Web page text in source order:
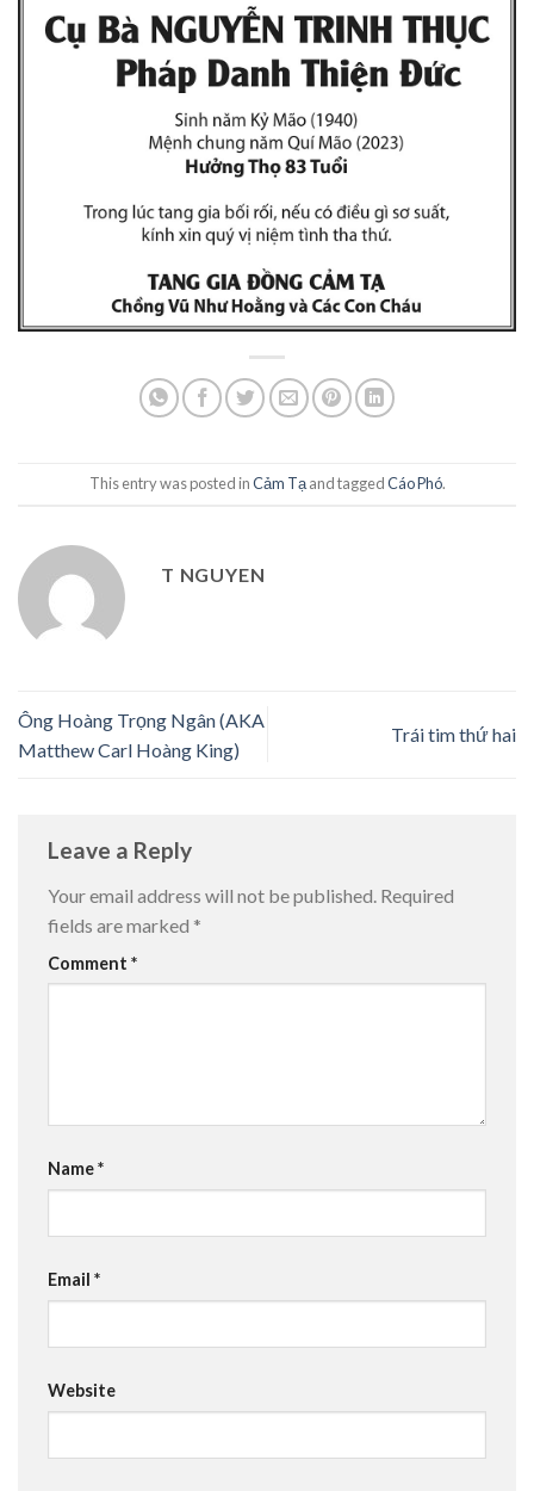
This entry was posted inCảm Tạand taggedCáo Phó.
T NGUYEN
Ông Hoàng Trọng Ngân (AKA
Matthew Carl Hoàng King)
Trái tim thứ hai
Leave a Reply
Your email address will not be published. Required
fields are marked *
Comment *
Name*
Email *
Website